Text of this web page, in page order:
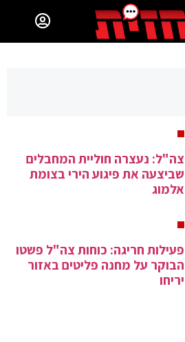
צה"ל: נעצרה חוליית המחבלים
שביצעה את פיגוע הירי בצומת
אלמוג
פעילות חריגה: כוחות צה"ל פשטו
הבוקר על מחנה פליטים באזור
יריחו